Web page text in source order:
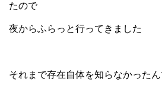
たので
夜からふらっと行ってきました
それまで存在自体を知らなかったん